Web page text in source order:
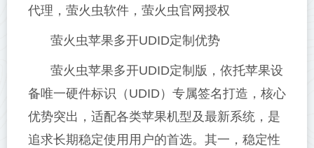
代理，萤火虫软件，萤火虫官网授权
萤火虫苹果多开UDID定制优势
萤火虫苹果多开UDID定制版，依托苹果设
备唯一硬件标识（UDID）专属签名打造，核心
优势突出，适配各类苹果机型及最新系统，是
追求长期稳定使用用户的首选。其一，稳定性